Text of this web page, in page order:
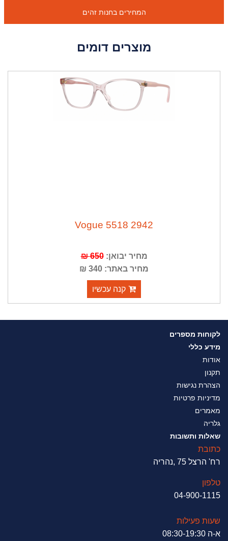
המחירים בחנות זהים
מוצרים דומים
Vogue 5518 2942
מחיר יבואן:650 ₪
מחיר באתר: 340 ₪
קנה עכשיו
לקוחות מספרים
מידע כללי
אודות
תקנון
הצהרת נגישות
מדיניות פרטיות
מאמרים
גלריה
שאלות ותשובות
כתובת
רח' הרצל 75 ,נהריה
טלפון
04-900-1115
שעות פעילות
א-ה 08:30-19:30